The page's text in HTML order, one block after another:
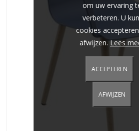
om uw ervaring
verbeteren. U
cookies
afwijzen.Lees
ACCEPTEREN
AFWIJZEN